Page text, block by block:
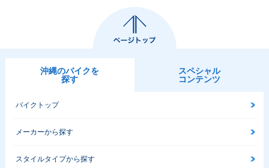
沖縄のバイクを
探す
スペシャル
コンテンツ
バイクトップ
メーカーから探す
スタイルタイプから探す